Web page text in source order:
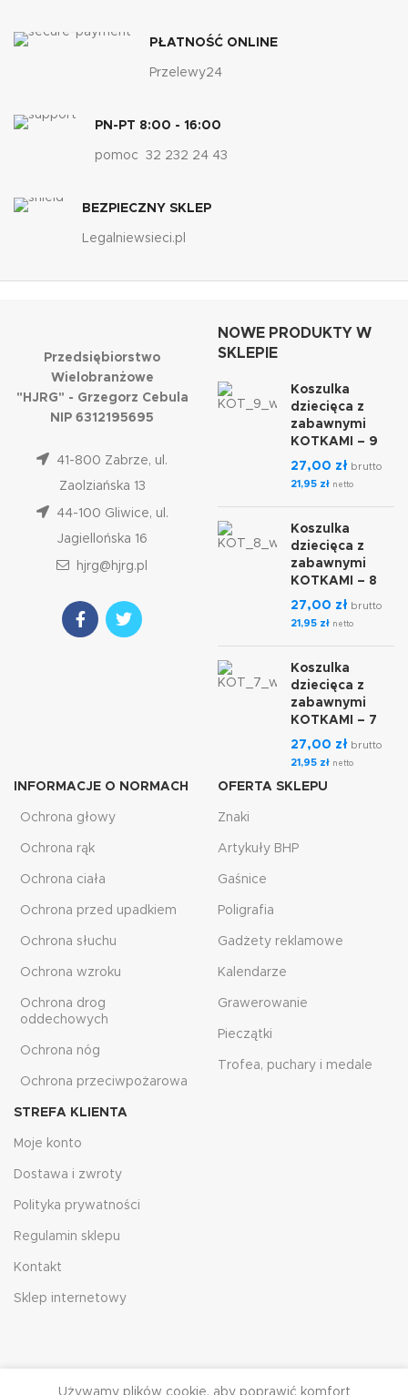
PŁATNOŚĆ ONLINE
Przelewy24
PN-PT 8:00 - 16:00
pomoc 32 232 24 43
BEZPIECZNY SKLEP
Legalniewsieci.pl
Przedsiębiorstwo
Wielobranżowe
"HJRG" - Grzegorz Cebula
NIP 6312195695
41-800 Zabrze, ul.
Zaolziańska 13
44-100 Gliwice, ul.
Jagiellońska 16
hjrg@hjrg.pl
NOWE PRODUKTY W
SKLEPIE
Koszulka
dziecięca z
zabawnymi
KOTKAMI – 9
27,00 zł brutto
21,95 zł netto
Koszulka
dziecięca z
zabawnymi
KOTKAMI – 8
27,00 zł brutto
21,95 zł netto
Koszulka
dziecięca z
zabawnymi
KOTKAMI – 7
27,00 zł brutto
21,95 zł netto
INFORMACJE O NORMACH
Ochrona głowy
Ochrona rąk
Ochrona ciała
Ochrona przed upadkiem
Ochrona słuchu
Ochrona wzroku
Ochrona drog
oddechowych
Ochrona nóg
Ochrona przeciwpożarowa
OFERTA SKLEPU
Znaki
Artykuły BHP
Gaśnice
Poligrafia
Gadżety reklamowe
Kalendarze
Grawerowanie
Pieczątki
Trofea, puchary i medale
STREFA KLIENTA
Moje konto
Dostawa i zwroty
Polityka prywatności
Regulamin sklepu
Kontakt
Sklep internetowy
Używamy plików cookie, aby poprawić komfort